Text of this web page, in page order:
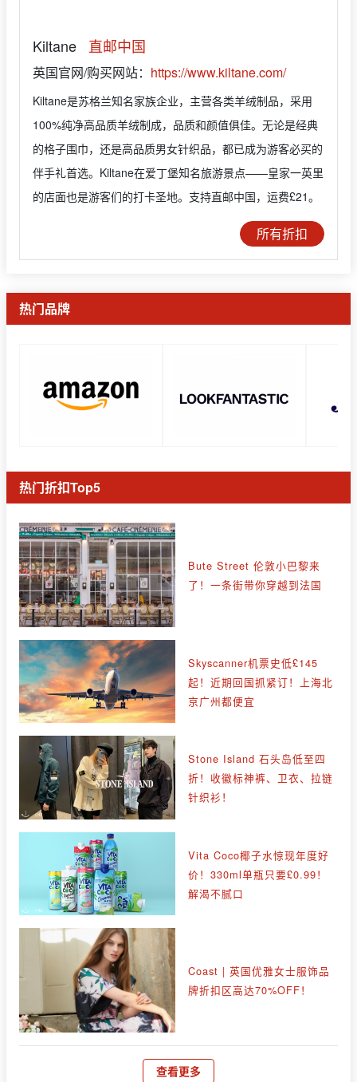
Kiltane 直邮中国
英国官网/购买网站： https://www.kiltane.com/
Kiltane是苏格兰知名家族企业，主营各类羊绒制品，采用
100%纯净高品质羊绒制成，品质和颜值俱佳。无论是经典
的格子围巾，还是高品质男女针织品，都已成为游客必买的
伴手礼首选。Kiltane在爱丁堡知名旅游景点——皇家一英里
的店面也是游客们的打卡圣地。支持直邮中国，运费£21。
所有折扣
热门品牌
热门折扣Top5
Bute Street 伦敦小巴黎来
了！一条街带你穿越到法国
Skyscanner机票史低£145
起！近期回国抓紧订！上海北
京广州都便宜
Stone Island 石头岛低至四
折！收徽标神裤、卫衣、拉链
针织衫！
Vita Coco椰子水惊现年度好
价！330ml单瓶只要£0.99！
解渴不腻口
Coast | 英国优雅女士服饰品
牌折扣区高达70%OFF！
查看更多